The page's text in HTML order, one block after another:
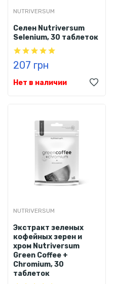
NUTRIVERSUM
Селен Nutriversum
Selenium, 30 таблеток
207 грн
Нет в наличии
NUTRIVERSUM
Экстракт зеленых
кофейных зерен и
хром Nutriversum
Green Coffee +
Chromium, 30
таблеток